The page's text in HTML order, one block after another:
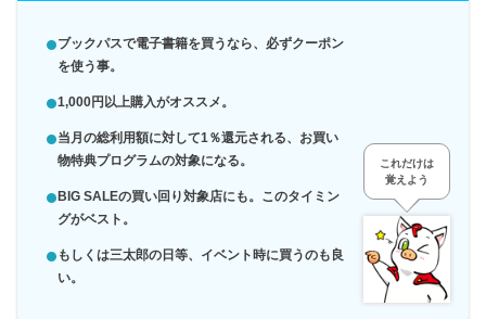
ブックパスで電子書籍を買うなら、必ずクーポン
を使う事。
1,000円以上購入がオススメ。
当月の総利用額に対して1％還元される、お買い
物特典プログラムの対象になる。
BIG SALEの買い回り対象店にも。このタイミン
グがベスト。
もしくは三太郎の日等、イベント時に買うのも良
い。
これだけは
覚えよう